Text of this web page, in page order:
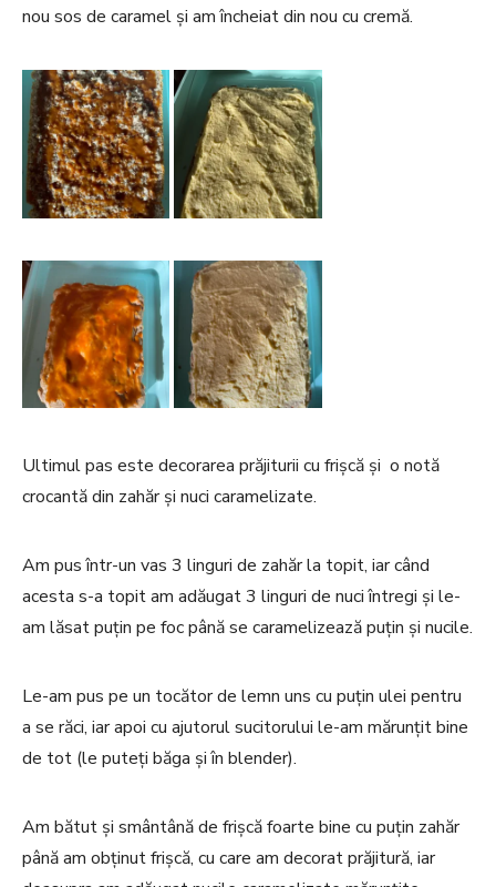
nou sos de caramel și am încheiat din nou cu cremă.
Ultimul pas este decorarea prăjiturii cu frișcă și o notă
crocantă din zahăr și nuci caramelizate.
Am pus într-un vas 3 linguri de zahăr la topit, iar când
acesta s-a topit am adăugat 3 linguri de nuci întregi și le-
am lăsat puțin pe foc până se caramelizează puțin și nucile.
Le-am pus pe un tocător de lemn uns cu puțin ulei pentru
a se răci, iar apoi cu ajutorul sucitorului le-am mărunțit bine
de tot (le puteți băga și în blender).
Am bătut și smântână de frișcă foarte bine cu puțin zahăr
până am obținut frișcă, cu care am decorat prăjitură, iar